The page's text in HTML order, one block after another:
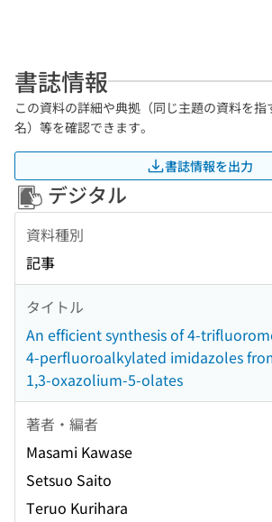
書誌情報
この資料の詳細や典拠（同じ主題の資料を
名）等を確認できます。
書誌情報を出力
デジタル
資料種別
記事
タイトル
An efficient synthesis of 4-
4-perfluoroalkylated imidazoles
1,3-oxazolium-5-olates
著者・編者
Masami Kawase
Setsuo Saito
Teruo Kurihara